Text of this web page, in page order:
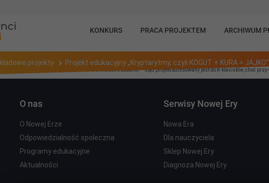
KONKURS PRACA PROJEKTEM ARCHIWUM
projekty Projekt edukacyjny „Kryptarytmy, czyli KOGUT + KURA = JAJKO”
aby utworzyć poprawne działania. Jest to niełatwe zadanie – stąd projekt adresowany jest do 8-klasistów, choć
O nas
O Nowej Erze
Odpowiedzialność społeczna
Programy edukacyjne
Aktualności
Serwisy Nowej Ery
Nowa Era
Dla nauczyciela
Sklep Nowej Ery
Diagnoza Nowej Ery